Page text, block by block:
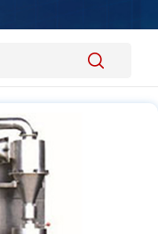
(中国)集团有限公司